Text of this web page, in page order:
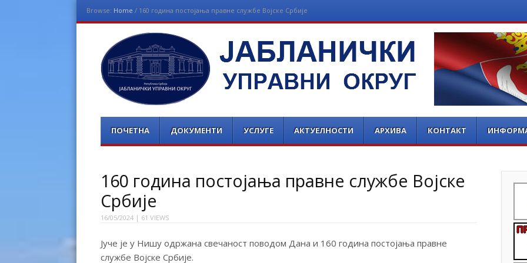
Browse: Home / 160 година постојања правне службе Војске Србије
ЈАБЛАНИЧКИ УПРАВНИ ОКРУГ
Menu
content
ПОЧЕТНА ДОКУМЕНТИ УСЛУГЕ АКТУЕЛНОСТИ АРХИВА КОНТАКТ
160 година постојања правне службе Војске
Србије
16/05/2024 | 61 VIEWS
Јуче је у Нишу одржана свечаност поводом Дана и 160 година постојања правне
службе Војске Србије.